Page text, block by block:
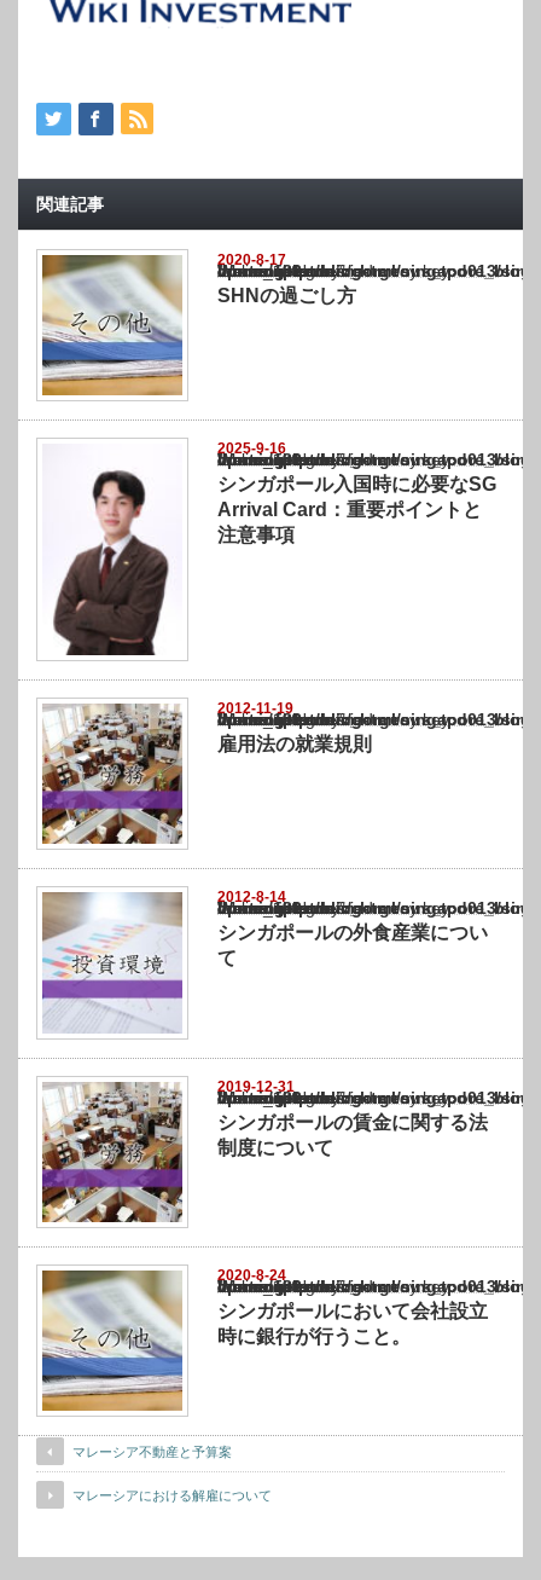
関連記事
2020-8-17
Warning
: Undefined array key "show_category" in
/home/netst/kuno-cpa.co.jp/public_html/singapore_blog/wp-content/themes/
on line183
SHNの過ごし方
2025-9-16
Warning
: Undefined array key "show_category" in
/home/netst/kuno-cpa.co.jp/public_html/singapore_blog/wp-content/themes/
on line183
シンガポール入国時に必要なSG
Arrival Card：重要ポイントと
注意事項
2012-11-19
Warning
: Undefined array key "show_category" in
/home/netst/kuno-cpa.co.jp/public_html/singapore_blog/wp-content/themes/
on line183
雇用法の就業規則
2012-8-14
Warning
: Undefined array key "show_category" in
/home/netst/kuno-cpa.co.jp/public_html/singapore_blog/wp-content/themes/
on line183
シンガポールの外食産業につい
て
2019-12-31
Warning
: Undefined array key "show_category" in
/home/netst/kuno-cpa.co.jp/public_html/singapore_blog/wp-content/themes/
on line183
シンガポールの賃金に関する法
制度について
2020-8-24
Warning
: Undefined array key "show_category" in
/home/netst/kuno-cpa.co.jp/public_html/singapore_blog/wp-content/themes/
on line183
シンガポールにおいて会社設立
時に銀行が行うこと。
マレーシア不動産と予算案
マレーシアにおける解雇について